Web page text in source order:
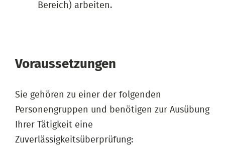
Bereich) arbeiten.
Voraussetzungen
Sie gehören zu einer der folgenden
Personengruppen und benötigen zur Ausübung
Ihrer Tätigkeit eine
Zuverlässigkeitsüberprüfung: